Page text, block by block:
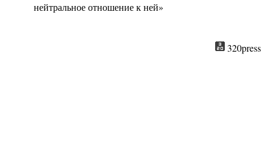
нейтральное отношение к ней»
320press